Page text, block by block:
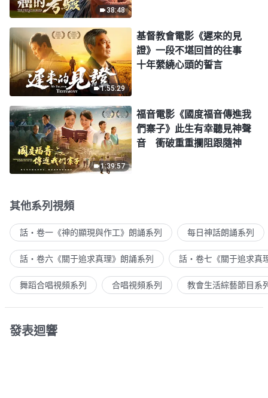
38:48
1:55:29
基督教會電影《遲來的見
證》一段不堪回首的往事
十年縈繞心頭的誓言
1:39:57
福音電影《國度福音傳進我
們寨子》此生有幸聽見神聲
音 衝破重重攔阻跟隨神
其他系列視頻
話・卷一《神的顯現與作工》朗誦系列 每日神話朗誦系列
話・卷六《關于追求真理》朗誦系列 話・卷七《關于追求真
舞蹈合唱視頻系列 合唱視頻系列 教會生活綜藝節目系
發表迴響